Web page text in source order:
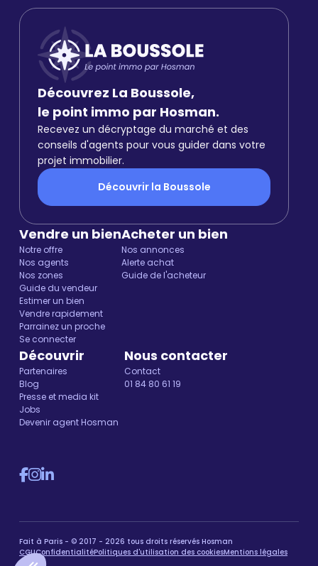
Découvrez La Boussole,
le point immo par Hosman.
Recevez un décryptage du marché et des
conseils d'agents pour vous guider dans votre
projet immobilier.
Découvrir la Boussole
Vendre un bien
Notre offre
Nos agents
Nos zones
Guide du vendeur
Estimer un bien
Vendre rapidement
Parrainez un proche
Se connecter
Acheter un bien
Nos annonces
Alerte achat
Guide de l'acheteur
Découvrir
Partenaires
Blog
Presse et media kit
Jobs
Devenir agent Hosman
Nous contacter
Contact
01 84 80 61 19
Fait à Paris - © 2017 - 2026 tous droits réservés Hosman
CGUConfidentialitéPolitiques d'utilisation des cookiesMentions légales